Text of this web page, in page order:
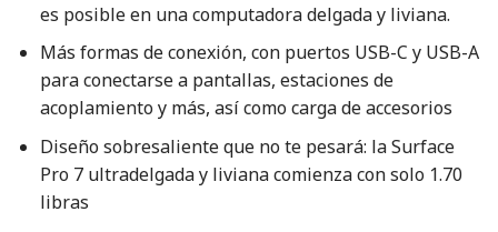
es posible en una computadora delgada y liviana.
Más formas de conexión, con puertos USB-C y USB-A
para conectarse a pantallas, estaciones de
acoplamiento y más, así como carga de accesorios
Diseño sobresaliente que no te pesará: la Surface
Pro 7 ultradelgada y liviana comienza con solo 1.70
libras